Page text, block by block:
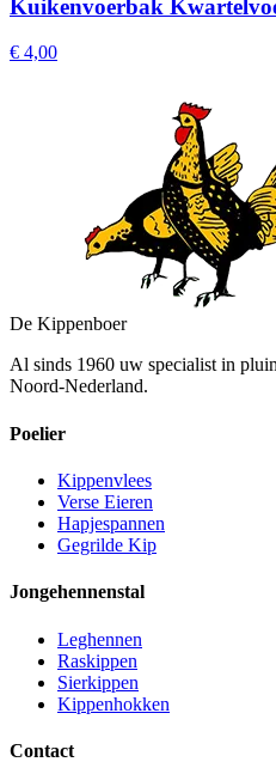
Kuikenvoerbak
€ 4,00
De Kippenboer
Al sinds 1960 uw specialist in
Noord-Nederland.
Poelier
Kippenvlees
Verse Eieren
Hapjespannen
Gegrilde Kip
Jongehennenstal
Leghennen
Raskippen
Sierkippen
Kippenhokken
Contact